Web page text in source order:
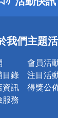
我們
目錄
資訊
服務
主題
會員活
注目活
得獎公